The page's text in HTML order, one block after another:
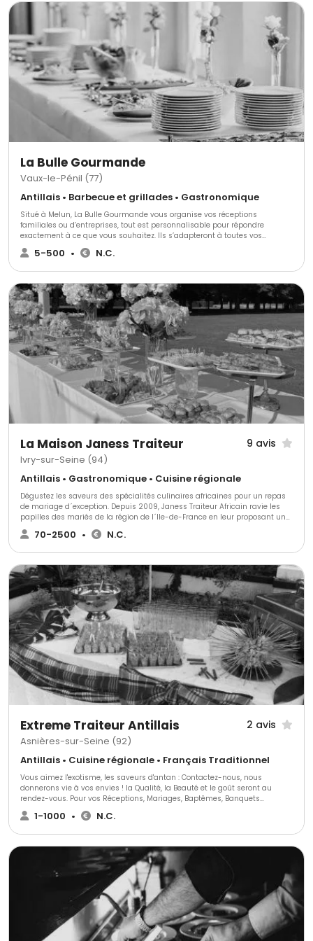
La Bulle Gourmande
Vaux-le-Pénil (77)
Antillais • Barbecue et grillades • Gastronomique
Situé à Melun, La Bulle Gourmande vous organise vos réceptions
familiales ou d’entreprises, tout est personnalisable pour répondre
exactement à ce que vous souhaitez. Ils s’adapteront à toutes vos
exigences vous proposant un large choix de services.
5-500 • N.C.
La Maison Janess Traiteur 9 avis
Ivry-sur-Seine (94)
Antillais • Gastronomique • Cuisine régionale
Dégustez les saveurs des spécialités culinaires africaines pour un repas
de mariage d´exception. Depuis 2009, Janess Traiteur Africain ravie les
papilles des mariés de la région de l´Ile-de-France en leur proposant un
voyage vers des arômes raffinés pour une prestation à la carte ou clef en
mains.70-2500 • N.C.
Extreme Traiteur Antillais 2 avis
Asnières-sur-Seine (92)
Antillais • Cuisine régionale • Français Traditionnel
Vous aimez l'exotisme, les saveurs d'antan : Contactez-nous, nous
donnerons vie à vos envies ! la Qualité, la Beauté et le goût seront au
rendez-vous. Pour vos Réceptions, Mariages, Baptêmes, Banquets
,Séminaires...etc Confiez-nous la Préparation De Vos Gâteaux, Vos Plats,
Vos Buffets, Vos Cocktails. Nous sommes à votre disposition pour
trouvera la solution répondant à vos désirs et l'adoptera à vos moyens.
1-1000 • N.C.